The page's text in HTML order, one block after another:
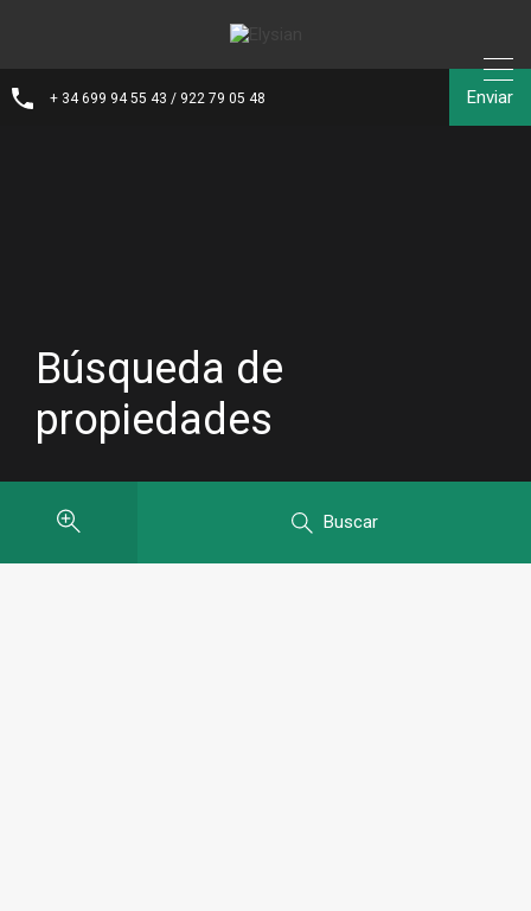
+ 34 699 94 55 43 / 922 79 05 48 Enviar
Búsqueda de
propiedades
Buscar